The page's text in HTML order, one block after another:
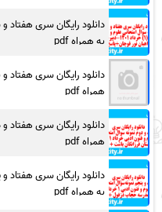
دانلود رایگان سری
به همراه pdf
دانلود رایگان سری
همراه pdf
دانلود رایگان سری
همراه pdf
دانلود رایگان سری
به همراه pdf